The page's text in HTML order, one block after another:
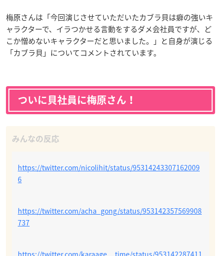
梅原さんは「今回演じさせていただいたカブラ貝は癖の強いキ
ャラクターで、イラつかせる言動をするダメ会社員ですが、ど
こか憎めないキャラクターだと思いました。 」と自身が演じる
「カブラ貝」についてコメントされています。
ついに貝社員に梅原さん！
https://twitter.com/nicolihit/status/95314243307162009
6
https://twitter.com/acha_gong/status/953142357569908
737